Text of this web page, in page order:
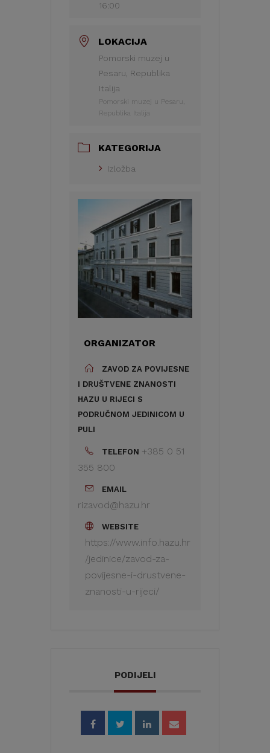
16:00
LOKACIJA
Pomorski muzej u
Pesaru, Republika
Italija
Pomorski muzej u Pesaru,
Republika Italija
KATEGORIJA
Izložba
ORGANIZATOR
ZAVOD ZA POVIJESNE
I DRUŠTVENE ZNANOSTI
HAZU U RIJECI S
PODRUČNOM JEDINICOM U
PULI
TELEFON +385 0 51
355 800
EMAIL
rizavod@hazu.hr
WEBSITE
https://www.info.hazu.hr
/jedinice/zavod-za-
povijesne-i-drustvene-
znanosti-u-rijeci/
PODIJELI